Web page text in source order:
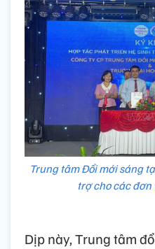
Trung tâm Đổi mới sáng
trợ cho các
Dịp này, Trung tâm